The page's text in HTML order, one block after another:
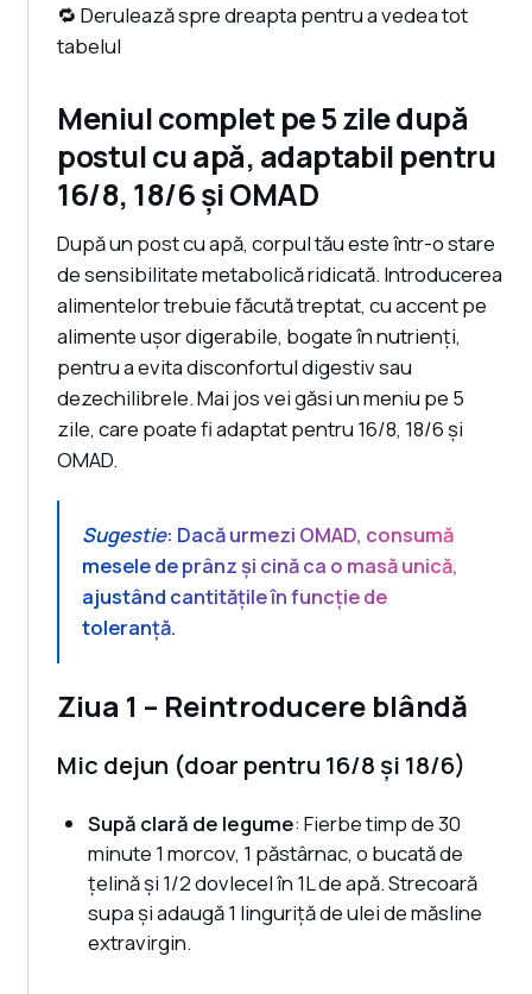
🔁 Derulează spre dreapta pentru a vedea tot
tabelul
Meniul complet pe 5 zile după
postul cu apă, adaptabil pentru
16/8, 18/6 și OMAD
După un post cu apă, corpul tău este într-o stare
de sensibilitate metabolică ridicată. Introducerea
alimentelor trebuie făcută treptat, cu accent pe
alimente ușor digerabile, bogate în nutrienți,
pentru a evita disconfortul digestiv sau
dezechilibrele. Mai jos vei găsi un meniu pe 5
zile, care poate fi adaptat pentru 16/8, 18/6 și
OMAD.
Sugestie: Dacă urmezi OMAD, consumă
mesele de prânz și cină ca o masă unică,
ajustând cantitățile în funcție de
toleranță.
Ziua 1 – Reintroducere blândă
Mic dejun (doar pentru 16/8 și 18/6)
Supă clară de legume: Fierbe timp de 30
minute 1 morcov, 1 păstârnac, o bucată de
țelină și 1/2 dovlecel în 1L de apă. Strecoară
supa și adaugă 1 linguriță de ulei de măsline
extravirgin.